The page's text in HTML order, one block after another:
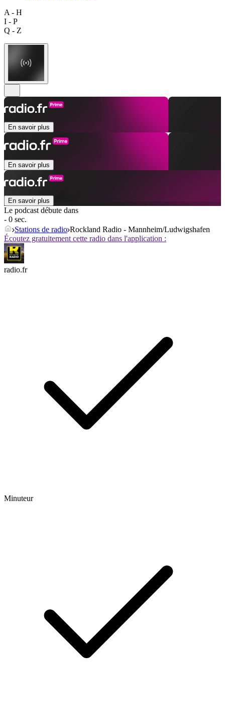
A - H
I - P
Q - Z
En savoir plus
En savoir plus
En savoir plus
Le podcast débute dans
- 0 sec.
Stations de radio Rockland Radio - Mannheim/Ludwigshafen
Écoutez gratuitement cette radio dans l'application :
radio.fr
Minuteur